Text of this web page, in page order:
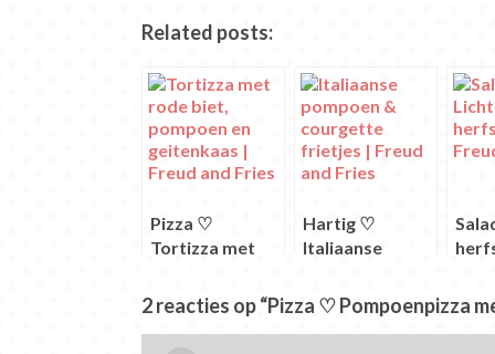
(Wordt
in
venster
geopend)
(Wordt
in
venster
geopend)
(Wordt
in
venster
geopend)
venster
geopend)
venster
geopend)geopend)
Related posts:
Pizza ♡
Tortizza met
pompoen en
geitenkaas
Hartig ♡
Italiaanse
courgette
frietjes
2 reacties op “Pizza ♡ Pompoenpizza